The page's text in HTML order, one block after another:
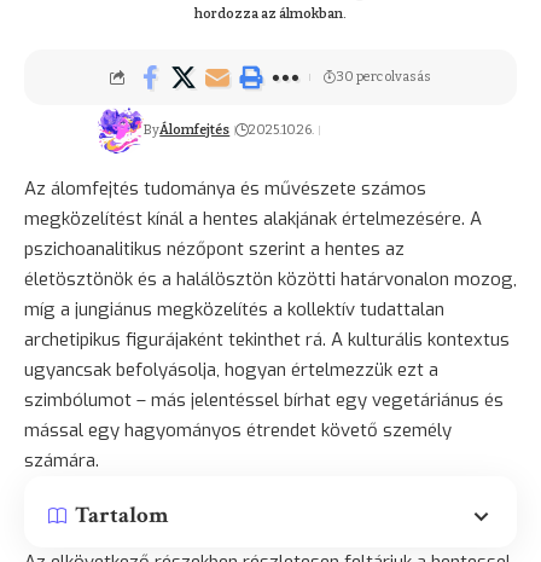
hordozza az álmokban.
ByÁlomfejtés 2025.10.26.
30 perc olvasás
Az álomfejtés tudománya és művészete számos
megközelítést kínál a hentes alakjának értelmezésére. A
pszichoanalitikus nézőpont szerint a hentes az
életösztönök és a halálösztön közötti határvonalon mozog,
míg a jungiánus megközelítés a kollektív tudattalan
archetipikus figurájaként tekinthet rá. A kulturális kontextus
ugyancsak befolyásolja, hogyan értelmezzük ezt a
szimbólumot – más jelentéssel bírhat egy vegetáriánus és
mással egy hagyományos étrendet követő személy
számára.
Tartalom